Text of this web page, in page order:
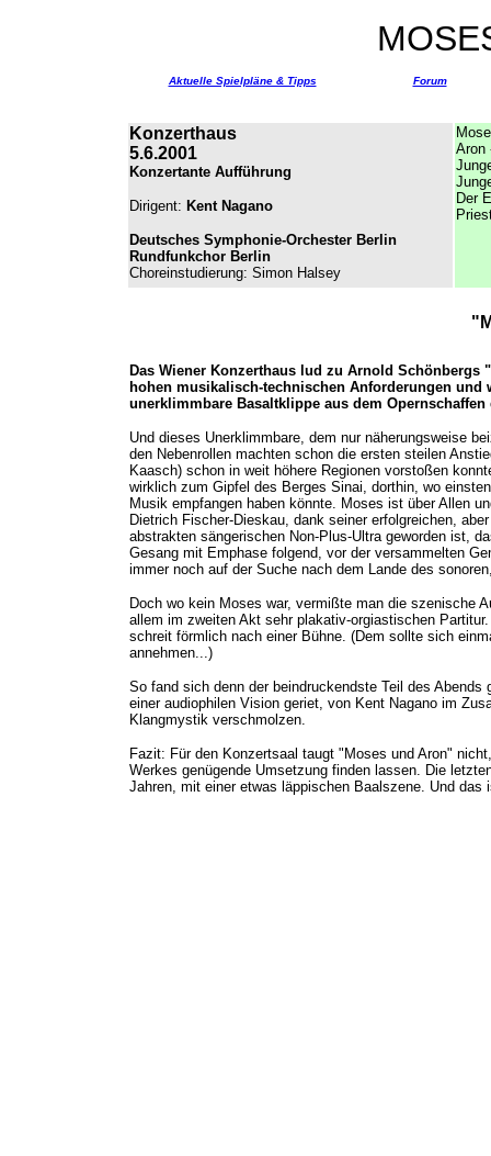
Aktuelle Spielpläne & Tipps Forum
Konzerthaus
5.6.2001
Konzertante Aufführung
Dirigent: Kent Nagano
Deutsches Symphonie-Orchester Berlin
Rundfunkchor Berlin
Choreinstudierung: Simon Halsey
Der
Das Wiener Konzerthaus lud zu Arnold
hohen musikalisch-technischen Anforderungen
unerklimmbare Basaltklippe aus dem
Und dieses Unerklimmbare, dem nur näherungsweise
den Nebenrollen machten schon die ersten steilen
Kaasch) schon in weit höhere Regionen vorstoßen
wirklich zum Gipfel des Berges Sinai, dorthin, wo
Musik empfangen haben könnte. Moses ist über Allen
Dietrich Fischer-Dieskau, dank seiner erfolgreichen,
abstrakten sängerischen Non-Plus-Ultra geworden ist,
Gesang mit Emphase folgend, vor der versammelten
immer noch auf der Suche nach dem Lande des
Doch wo kein Moses war, vermißte man die szenische
allem im zweiten Akt sehr plakativ-orgiastischen
schreit förmlich nach einer Bühne. (Dem sollte sich
annehmen...)
So fand sich denn der beindruckendste Teil des
einer audiophilen Vision geriet, von Kent Nagano im
Klangmystik verschmolzen.
Fazit: Für den Konzertsaal taugt "Moses und Aron"
Werkes genügende Umsetzung finden lassen. Die
Jahren, mit einer etwas läppischen Baalszene. Und das